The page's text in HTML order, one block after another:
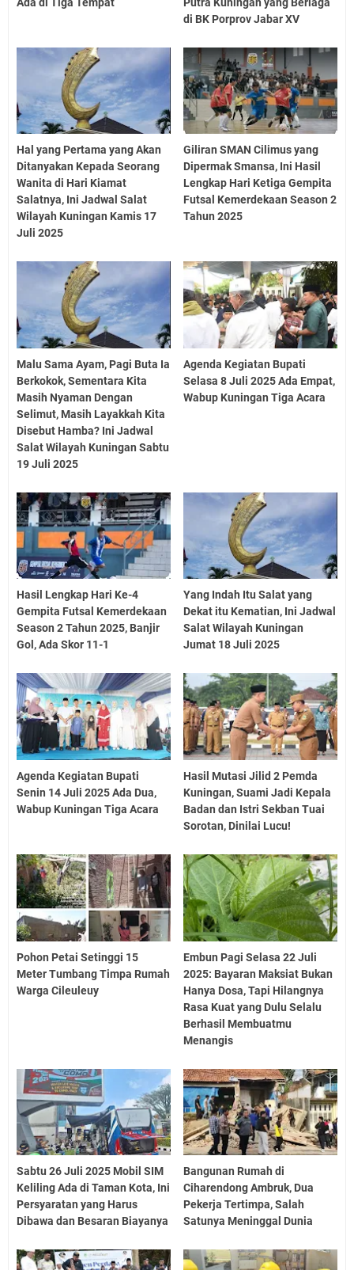
di BK Porprov Jabar XV
Hal yang Pertama yang Akan
Ditanyakan Kepada Seorang
Wanita di Hari Kiamat
Salatnya, Ini Jadwal Salat
Wilayah Kuningan Kamis 17
Juli 2025
Giliran SMAN Cilimus yang
Dipermak Smansa, Ini Hasil
Lengkap Hari Ketiga Gempita
Futsal Kemerdekaan Season 2
Tahun 2025
Malu Sama Ayam, Pagi Buta Ia
Berkokok, Sementara Kita
Masih Nyaman Dengan
Selimut, Masih Layakkah Kita
Disebut Hamba? Ini Jadwal
Salat Wilayah Kuningan Sabtu
19 Juli 2025
Agenda Kegiatan Bupati
Selasa 8 Juli 2025 Ada Empat,
Wabup Kuningan Tiga Acara
Hasil Lengkap Hari Ke-4
Gempita Futsal Kemerdekaan
Season 2 Tahun 2025, Banjir
Gol, Ada Skor 11-1
Yang Indah Itu Salat yang
Dekat itu Kematian, Ini Jadwal
Salat Wilayah Kuningan
Jumat 18 Juli 2025
Agenda Kegiatan Bupati
Senin 14 Juli 2025 Ada Dua,
Wabup Kuningan Tiga Acara
Hasil Mutasi Jilid 2 Pemda
Kuningan, Suami Jadi Kepala
Badan dan Istri Sekban Tuai
Sorotan, Dinilai Lucu!
Pohon Petai Setinggi 15
Meter Tumbang Timpa Rumah
Warga Cileuleuy
Embun Pagi Selasa 22 Juli
2025: Bayaran Maksiat Bukan
Hanya Dosa, Tapi Hilangnya
Rasa Kuat yang Dulu Selalu
Berhasil Membuatmu
Menangis
Sabtu 26 Juli 2025 Mobil SIM
Keliling Ada di Taman Kota, Ini
Persyaratan yang Harus
Dibawa dan Besaran Biayanya
Bangunan Rumah di
Ciharendong Ambruk, Dua
Pekerja Tertimpa, Salah
Satunya Meninggal Dunia